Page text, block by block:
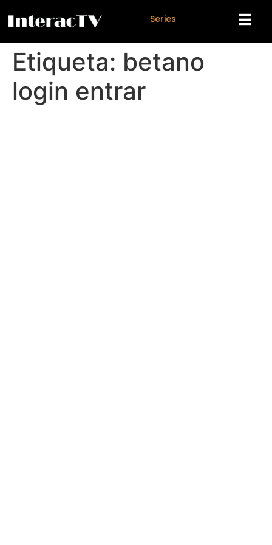
Series
Etiqueta: betano
login entrar